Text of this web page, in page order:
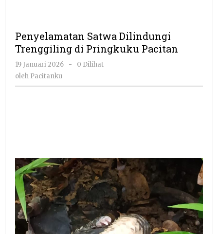
Penyelamatan Satwa Dilindungi
Trenggiling di Pringkuku Pacitan
19 Januari 2026
oleh
-
0 Dilihat
oleh Pacitanku